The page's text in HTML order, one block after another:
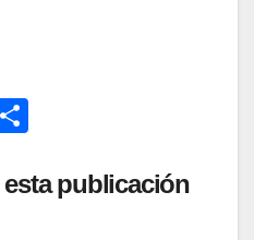
C
m publicación